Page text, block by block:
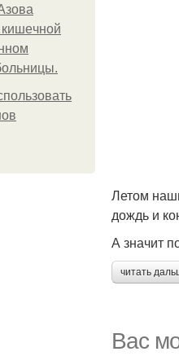
Летом
дождь и
А значит
читать
Вас